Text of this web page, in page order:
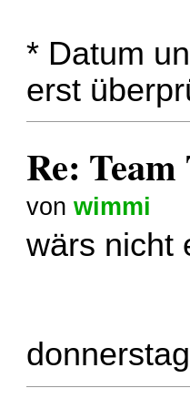
* Datum
erst
Re:
vonwimmi
wärs nicht